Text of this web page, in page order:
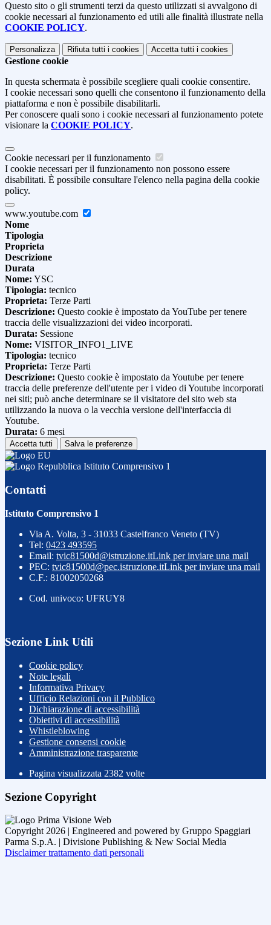
Questo sito o gli strumenti terzi da questo utilizzati si avvalgono di
cookie necessari al funzionamento ed utili alle finalità illustrate nella
COOKIE POLICY.
Personalizza Rifiuta tutti i cookies Accetta tutti i cookies
Gestione cookie
In questa schermata è possibile scegliere quali cookie consentire.
I cookie necessari sono quelli che consentono il funzionamento della
piattaforma e non è possibile disabilitarli.
Per conoscere quali sono i cookie necessari al funzionamento potete
visionare la COOKIE POLICY.
Cookie necessari per il funzionamento
I cookie necessari per il funzionamento non possono essere
disabilitati. È possibile consultare l'elenco nella pagina della cookie
policy.
www.youtube.com
Nome
Tipologia
Proprieta
Descrizione
Durata
Nome: YSC
Tipologia: tecnico
Proprieta: Terze Parti
Descrizione: Questo cookie è impostato da YouTube per tenere
traccia delle visualizzazioni dei video incorporati.
Durata: Sessione
Nome: VISITOR_INFO1_LIVE
Tipologia: tecnico
Proprieta: Terze Parti
Descrizione: Questo cookie è impostato da Youtube per tenere
traccia delle preferenze dell'utente per i video di Youtube incorporati
nei siti; può anche determinare se il visitatore del sito web sta
utilizzando la nuova o la vecchia versione dell'interfaccia di
Youtube.
Durata: 6 mesi
Accetta tutti Salva le preferenze
Istituto Comprensivo 1
Contatti
Istituto Comprensivo 1
Via A. Volta, 3 - 31033 Castelfranco Veneto (TV)
Tel: 0423 493595
Email: tvic81500d@istruzione.itLink per inviare una mail
PEC: tvic81500d@pec.istruzione.itLink per inviare una mail
C.F.: 81002050268
Cod. univoco: UFRUY8
Sezione Link Utili
Cookie policy
Note legali
Informativa Privacy
Ufficio Relazioni con il Pubblico
Dichiarazione di accessibilità
Obiettivi di accessibilità
Whistleblowing
Gestione consensi cookie
Amministrazione trasparente
Pagina visualizzata 2382 volte
Sezione Copyright
Copyright 2026 | Engineered and powered by Gruppo Spaggiari
Parma S.p.A. | Divisione Publishing & New Social Media
Disclaimer trattamento dati personali